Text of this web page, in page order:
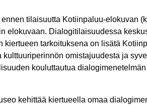
tilaisuutta Kotiinpaluu-elokuvan
elokuvaan. Dialogitilaisuudessa
kiertueen tarkoituksena on lisätä
kulttuuriperinnön omistajuudesta ja
kouluttautua
kehittää kiertueella omaa